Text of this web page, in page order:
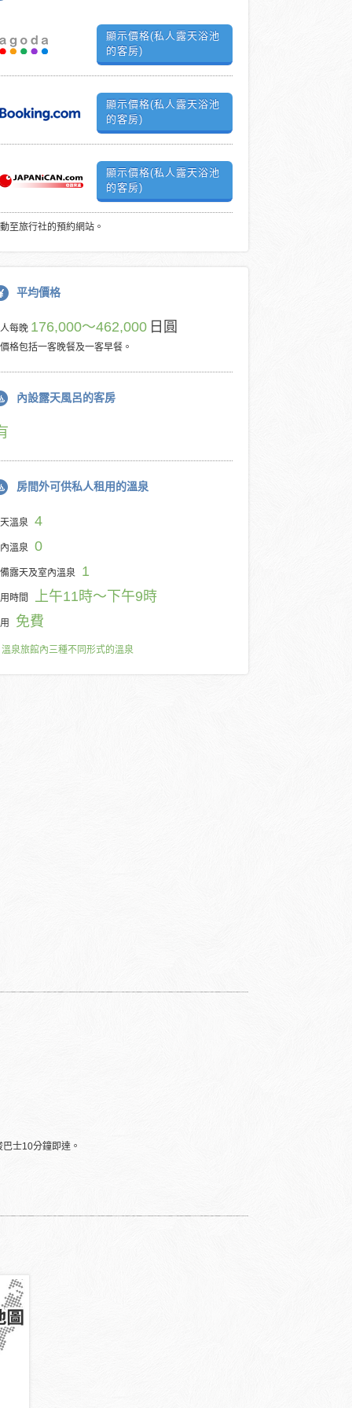
顯示價格(私人露天浴池
的客房)
顯示價格(私人露天浴池
的客房)
顯示價格(私人露天浴池
的客房)
至旅行社的預約網站。
平均價格
每晚 176,000～462,000 日圓
格包括一客晚餐及一客早餐。
內設露天風呂的客房
房間外可供私人租用的溫泉
溫泉 4
溫泉 0
露天及室內溫泉 1
時間 上午11時～下午9時
免費
溫泉旅館內三種不同形式的溫泉
士10分鐘即達。